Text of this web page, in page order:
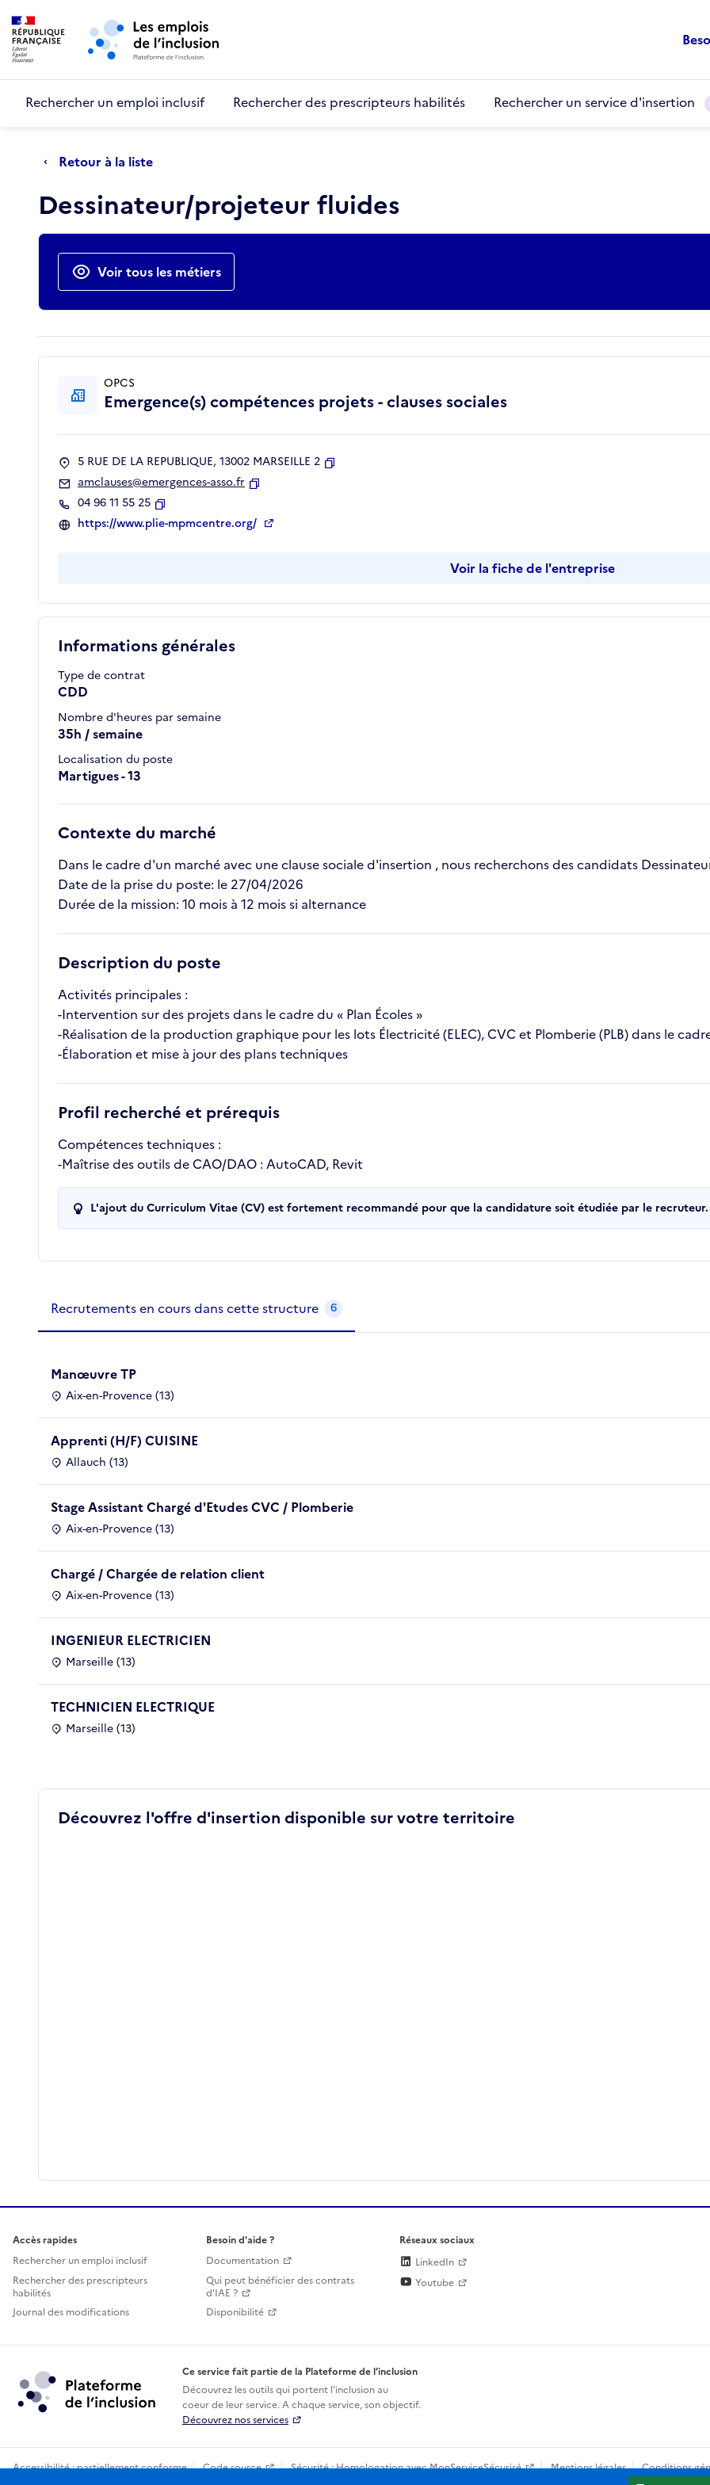
Aller au menu principal
Rechercher un emploi inclusif Rechercher des prescripteurs habilités Rechercher un service d'insertion
Retour à la liste
Dessinateur/projeteur fluides
Actions rapides
Voir tous les métiers
Informations générales
Type de contrat
CDD
Nombre d'heures par semaine
35h / semaine
Localisation du poste
Martigues - 13
Contexte du marché
Dans le cadre d'un marché avec une clause sociale d'insertion , nous recherchons des candidats
Date de la prise du poste: le 27/04/2026
Durée de la mission: 10 mois à 12 mois si alternance
Description du poste
Activités principales :
-Intervention sur des projets dans le cadre du « Plan Écoles »
-Réalisation de la production graphique pour les lots Électricité (ELEC), CVC et Plomberie (PLB) dans le
-Élaboration et mise à jour des plans techniques
Profil recherché et prérequis
Compétences techniques :
-Maîtrise des outils de CAO/DAO : AutoCAD, Revit
L'ajout du Curriculum Vitae (CV) est fortement recommandé pour que la candidature soit étudiée par le recruteur.
OPCS
Emergence(s) compétences projets - clauses sociales
5 RUE DE LA REPUBLIQUE, 13002 MARSEILLE 2
amclauses@emergences-asso.fr
04 96 11 55 25
Copier
https://www.plie-mpmcentre.org/
Voir la fiche de l'entreprise
Recrutements de la structure
Recrutements en cours dans cette structure 6
Manœuvre TP
Aix-en-Provence (13)
Apprenti (H/F) CUISINE
Allauch (13)
Stage Assistant Chargé d'Etudes CVC / Plomberie
Aix-en-Provence (13)
Chargé / Chargée de relation client
Aix-en-Provence (13)
INGENIEUR ELECTRICIEN
Marseille (13)
TECHNICIEN ELECTRIQUE
Marseille (13)
Découvrez l'offre d'insertion disponible sur votre territoire
Accès rapides
Rechercher un emploi inclusif
Rechercher des prescripteurs
habilités
Journal des modifications
Besoin d'aide ?
Documentation
Qui peut bénéficier des contrats
d'IAE ?
Disponibilité
Réseaux sociaux
LinkedIn
Youtube
Ce service fait partie de la Plateforme de l’inclusion
Découvrez les outils qui portent l'inclusion au
coeur de leur service. A chaque service, son objectif.
Découvrez nos services
Accessibilité : partiellement conforme Code source Sécurité : Homologation avec MonServiceSécurisé Mentions légales Conditions